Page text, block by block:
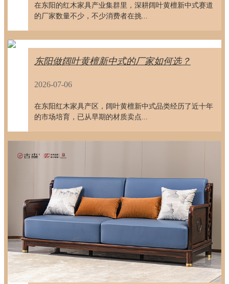
在东阳的红木家具产业集群里，深耕阔叶黄檀新中式赛道
的厂家数量不少，不少消费者在挑...
东阳做阔叶黄檀新中式的厂家如何选？
2026-07-06
在东阳红木家具产区，阔叶黄檀新中式品类经历了近十年
的市场培育，已从早期的材质卖点...